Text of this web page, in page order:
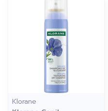
Klorane